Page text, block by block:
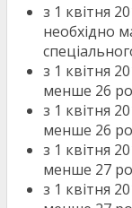
з 1 квітня
необхідно
з 1 квітня
менше 26
з 1 квітня
менше 26
з 1 квітня
менше 27
з 1 квітня